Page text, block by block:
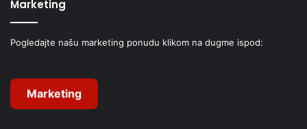
Marketing
Pogledajte našu marketing ponudu klikom na dugme ispod:
Marketing